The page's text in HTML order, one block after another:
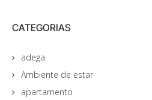
CATEGORIAS
adega
Ambiente de estar
apartamento